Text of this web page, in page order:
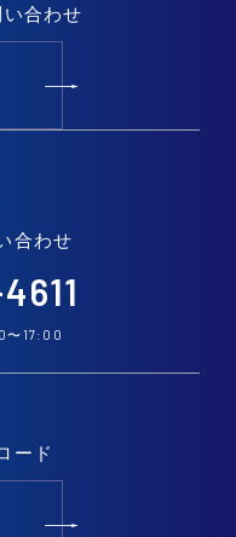
い合わせ
合わせ
〜 17:00
ード